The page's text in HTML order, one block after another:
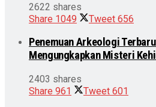
2622 shares
Share 1049 Tweet 656
Penemuan Arkeologi
Mengungkapkan Misteri
2403 shares
Share 961 Tweet 601